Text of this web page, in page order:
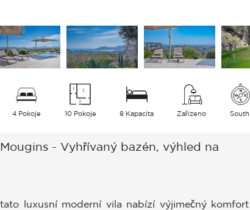
4 Pokoje 10 Pokoje 8 Kapacita Zařízeno South
- Vyhřívaný bazén, výhled na
luxusní moderní vila nabízí výjimečný komfort